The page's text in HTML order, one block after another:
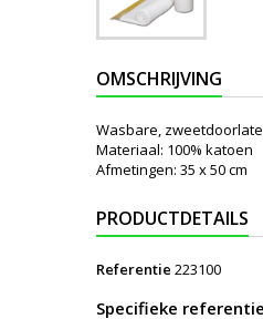
OMSCHRIJVING
Wasbare,
Materiaal: 100% katoen
Afmetingen: 35 x 50 cm
PRODUCTDETAILS
Referentie 223100
Specifieke